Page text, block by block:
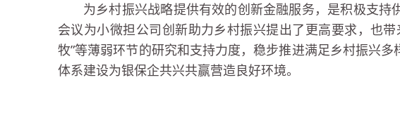
为乡村振兴战略提供有效的创新金融服务，是积极支
会议为小微担公司创新助力乡村振兴提出了更高要求，也
牧”等薄弱环节的研究和支持力度，稳步推进满足乡村振兴
体系建设为银保企共兴共赢营造良好环境。